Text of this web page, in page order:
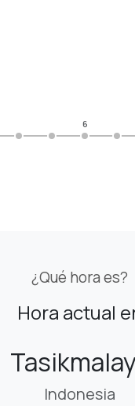
6
¿Qué hora es?
Hora actual
Indonesia